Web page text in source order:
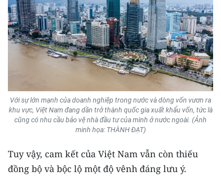
Với sự lớn mạnh của doanh nghiệp trong nước và dòng vốn vươn ra
khu vực, Việt Nam đang dần trở thành quốc gia xuất khẩu vốn, tức là
cũng có nhu cầu bảo vệ nhà đầu tư của mình ở nước ngoài. (Ảnh
minh họa: THÀNH ĐẠT)
Tuy vậy, cam kết của Việt Nam vẫn còn thiếu
đồng bộ và bộc lộ một độ vênh đáng lưu ý.